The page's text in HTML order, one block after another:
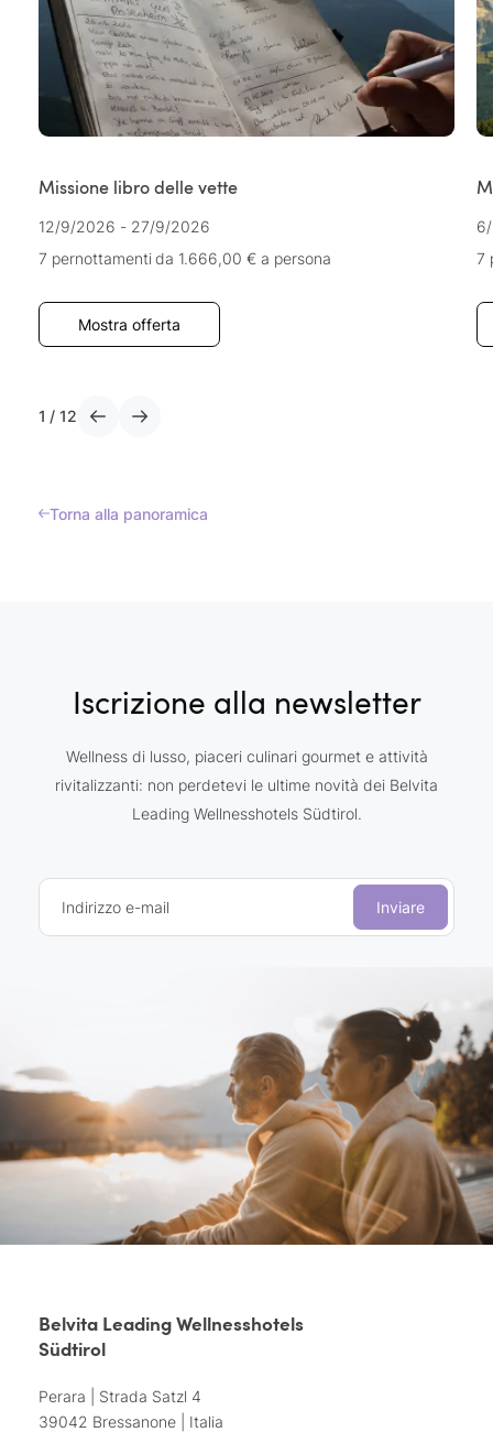
Missione libro delle vette
12/9/2026 - 27/9/2026
7 pernottamentida 1.666,00 € a persona
Mostra offerta
7
1 / 12
Torna alla panoramica
Iscrizione alla newsletter
Wellness di lusso, piaceri culinari gourmet e attività
rivitalizzanti: non perdetevi le ultime novità dei Belvita
Leading Wellnesshotels Südtirol.
Indirizzo e-mail Inviare
Belvita Leading Wellnesshotels
Südtirol
Perara | Strada Satzl 4
39042 Bressanone | Italia